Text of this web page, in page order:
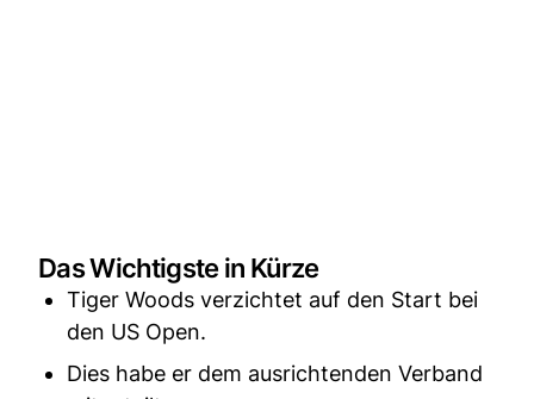
Das Wichtigste in Kürze
Tiger Woods verzichtet auf den Start bei
den US Open.
Dies habe er dem ausrichtenden Verband